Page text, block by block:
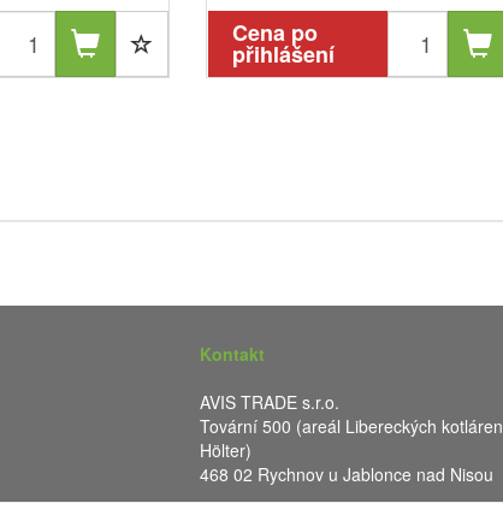
Cena po
přihlášení
Kontakt
AVIS TRADE s.r.o.
Tovární 500 (areál Libereckých kotláren
Hölter)
468 02 Rychnov u Jablonce nad Nisou